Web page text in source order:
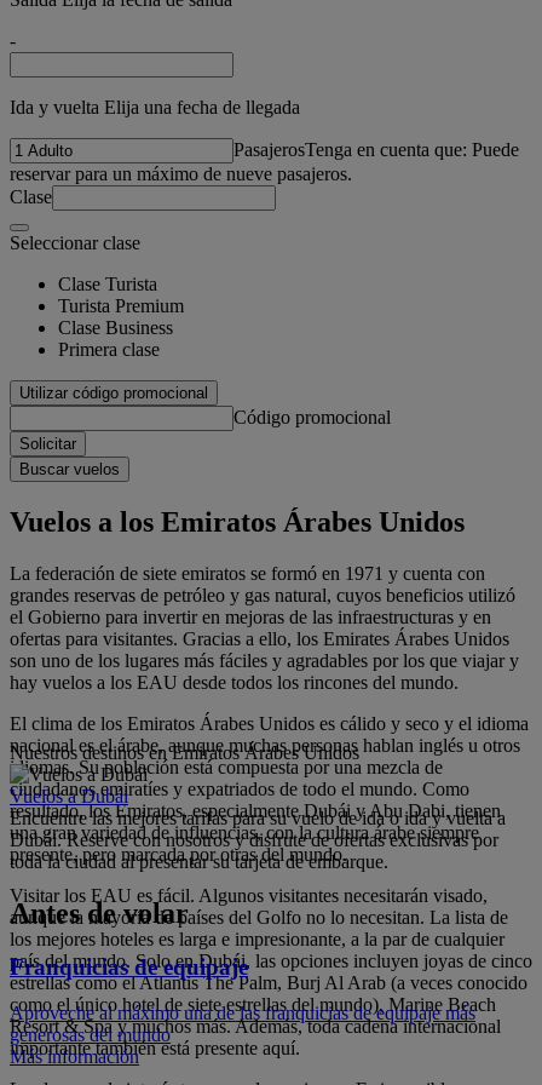
-
Ida y vuelta Elija una fecha de llegada
PasajerosTenga en cuenta que: Puede
reservar para un máximo de nueve pasajeros.
Clase
Seleccionar clase
Clase Turista
Turista Premium
Clase Business
Primera clase
Utilizar código promocional
Código promocional
Solicitar
Buscar vuelos
Vuelos a los Emiratos Árabes Unidos
La federación de siete emiratos se formó en 1971 y cuenta con
grandes reservas de petróleo y gas natural, cuyos beneficios utilizó
el Gobierno para invertir en mejoras de las infraestructuras y en
ofertas para visitantes. Gracias a ello, los Emirates Árabes Unidos
son uno de los lugares más fáciles y agradables por los que viajar y
hay vuelos a los EAU desde todos los rincones del mundo.
El clima de los Emiratos Árabes Unidos es cálido y seco y el idioma
nacional es el árabe, aunque muchas personas hablan inglés u otros
idiomas. Su población está compuesta por una mezcla de
ciudadanos emiratíes y expatriados de todo el mundo. Como
resultado, los Emiratos, especialmente Dubái y Abu Dabi, tienen
una gran variedad de influencias, con la cultura árabe siempre
presente, pero marcada por otras del mundo.
Visitar los EAU es fácil. Algunos visitantes necesitarán visado,
aunque la mayoría de países del Golfo no lo necesitan. La lista de
los mejores hoteles es larga e impresionante, a la par de cualquier
país del mundo. Solo en Dubái, las opciones incluyen joyas de cinco
estrellas como el Atlantis The Palm, Burj Al Arab (a veces conocido
como el único hotel de siete estrellas del mundo), Marine Beach
Resort & Spa y muchos más. Además, toda cadena internacional
importante también está presente aquí.
Nuestros destinos en Emiratos Árabes Unidos
Vuelos a Dubái
Encuentre las mejores tarifas para su vuelo de ida o ida y vuelta a
Dubái. Reserve con nosotros y disfrute de ofertas exclusivas por
toda la ciudad al presentar su tarjeta de embarque.
Antes de volar
Franquicias de equipaje
Aproveche al máximo una de las franquicias de equipaje más
generosas del mundo
Más información